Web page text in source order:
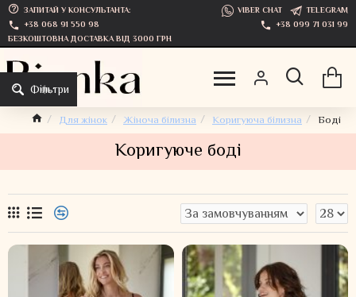
Фільтри
ЗАПИТАЙ У КОНСУЛЬТАНТА: VIBER CHAT
TELEGRAM
+38 068 91 550 98
+38 099 71 031 99
БЕЗКОШТОВНА ДОСТАВКА ВІД 3000 ГРН
Для жінок Жіноча білизна Коригуюча білизна Боді
Коригуюче боді